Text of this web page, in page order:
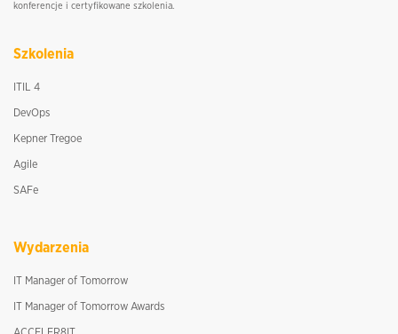
konferencje i certyfikowane szkolenia.
Szkolenia
ITIL 4
DevOps
Kepner Tregoe
Agile
SAFe
Wydarzenia
IT Manager of Tomorrow
IT Manager of Tomorrow Awards